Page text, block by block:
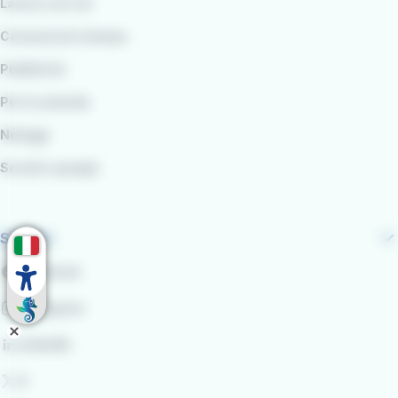
Lavora con noi
Comunicati stampa
Pubblicità
Per le aziende
Noleggi
Scuole e gruppi
Seguici
Facebook
Instagram